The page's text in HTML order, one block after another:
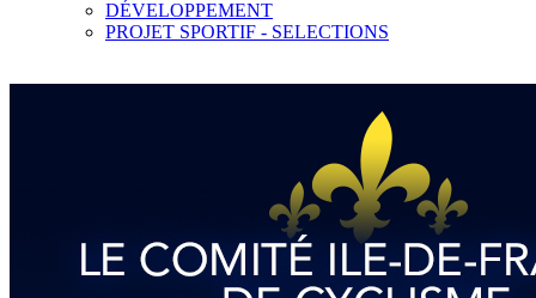
DÉVELOPPEMENT
PROJET SPORTIF - SELECTIONS